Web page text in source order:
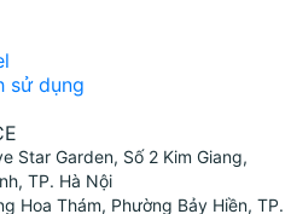
sử dụng
Star Garden, Số 2 Kim Giang,
TP. Hà Nội
Hoa Thám, Phường Bảy Hiền, TP.